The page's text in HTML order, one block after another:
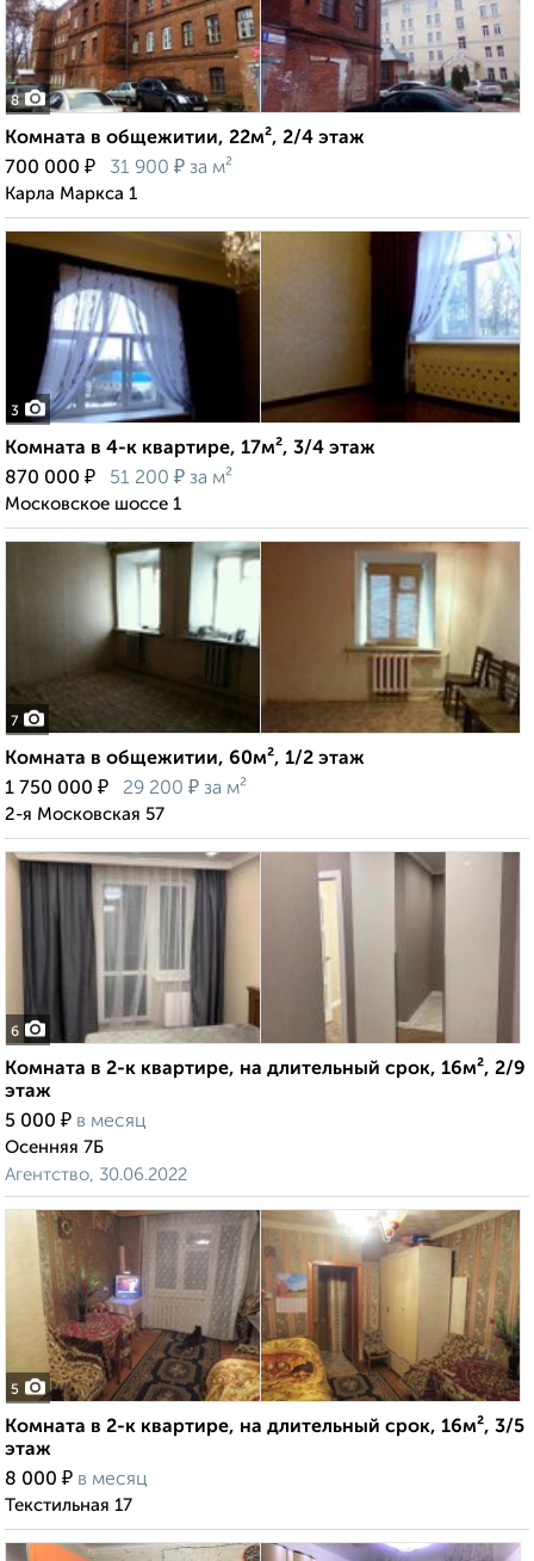
8
Комната в общежитии, 22м², 2/4 этаж
700 000 ₽ 31 900 ₽ за м²
Карла Маркса 1
3
Комната в 4-к квартире, 17м², 3/4 этаж
870 000 ₽ 51 200 ₽ за м²
Московское шоссе 1
7
Комната в общежитии, 60м², 1/2 этаж
1 750 000 ₽ 29 200 ₽ за м²
2-я Московская 57
6
Комната в 2-к квартире, на длительный срок, 16м², 2/9
этаж
5 000 ₽ в месяц
Осенняя 7Б
Агентство, 30.06.2022
5
Комната в 2-к квартире, на длительный срок, 16м², 3/5
этаж
8 000 ₽ в месяц
Текстильная 17